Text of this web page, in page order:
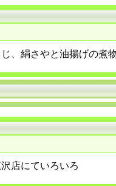
、絹さやと油揚げの煮
店にていろいろ